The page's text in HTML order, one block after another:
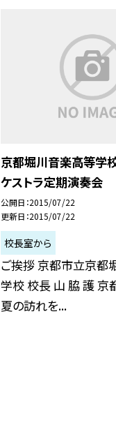
京都堀川音楽高等学
ケストラ定期演奏会
公開日 2015/07/22
更新日 2015/07/22
校長室から
ご挨拶 京都市立京都
学校 校長 山 脇 護 京
夏の訪れを...